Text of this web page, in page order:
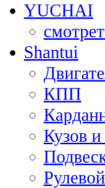
YUCHAI
Shantui
КПП
Кузов